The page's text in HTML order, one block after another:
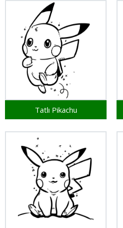
Tatlı Pikachu